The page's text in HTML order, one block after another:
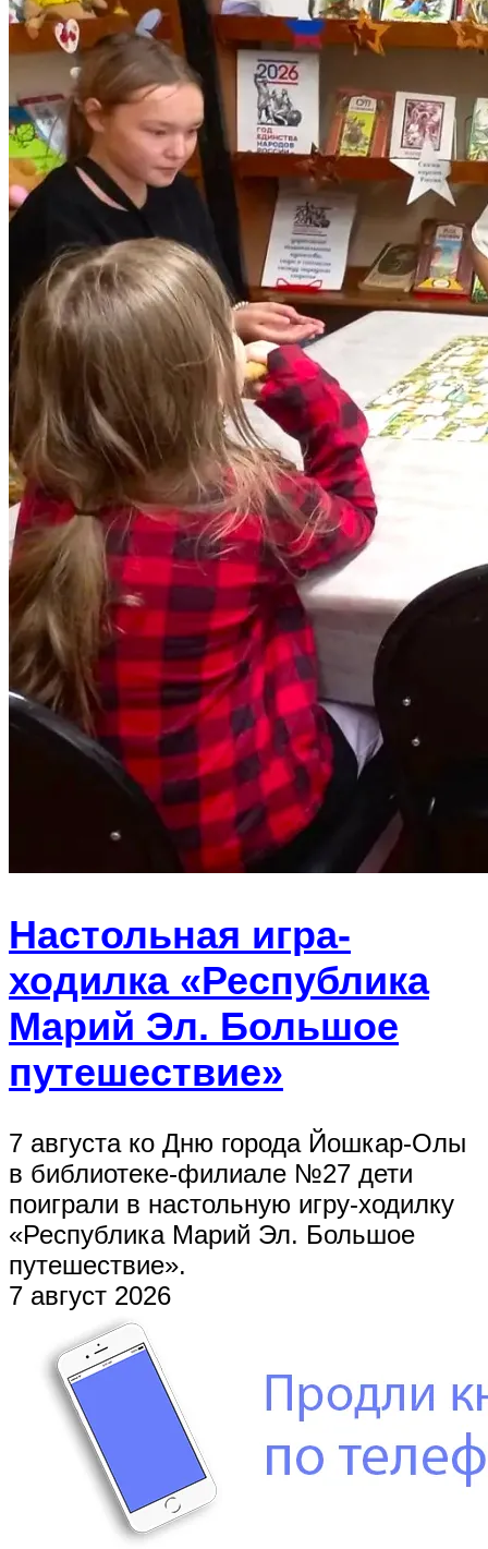
Настольная игра-
ходилка «Республика
Марий Эл. Большое
путешествие»
7 августа ко Дню города Йошкар-Олы
в библиотеке-филиале №27 дети
поиграли в настольную игру-ходилку
«Республика Марий Эл. Большое
путешествие».
7 август 2026